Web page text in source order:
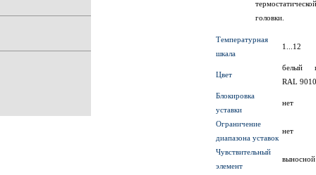
термостатической
головки.
Температурная
шкала
1...12
Цвет
белый
RAL 9010
Блокировка
уставки
нет
Ограничение
диапазона уставок
нет
Чувствительный
элемент
выносной